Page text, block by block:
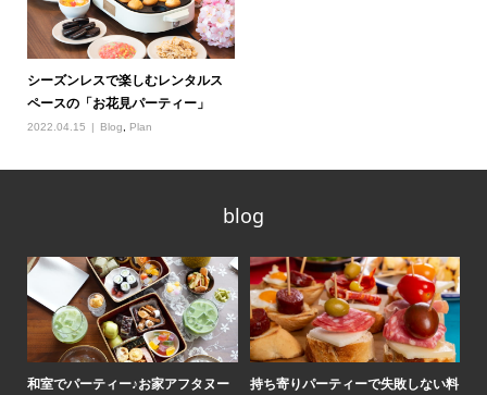
シーズンレスで楽しむレンタルス
ペースの「お花見パーティー」
2022.04.15 Blog, Plan
blog
和室でパーティー♪お家アフタヌー
持ち寄りパーティーで失敗しない料